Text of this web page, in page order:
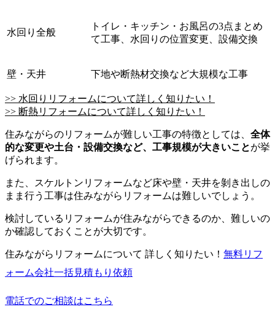
水回り全般
トイレ・キッチン・お風呂の3点まとめ
て工事、水回りの位置変更、設備交換
壁・天井 下地や断熱材交換など大規模な工事
>> 水回りリフォームについて詳しく知りたい！
>> 断熱リフォームについて詳しく知りたい！
住みながらのリフォームが難しい工事の特徴としては、 全体
的な変更や土台・設備交換など、工事規模が大きいことが挙
げられます。
また、スケルトンリフォームなど床や壁・天井を剝き出しの
まま行う工事は住みながらリフォームは難しいでしょう。
検討しているリフォームが住みながらできるのか、難しいの
か確認しておくことが大切です。
住みながらリフォームについて 詳しく知りたい！ 無料リフ
ォーム会社一括見積もり依頼
電話でのご相談はこちら